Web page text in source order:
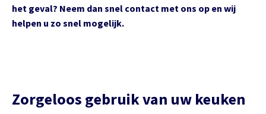
het geval? Neem dan snel contact met ons op en wij
helpen u zo snel mogelijk.
Zorgeloos gebruik van uw keuken